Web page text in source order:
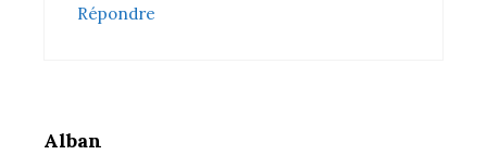
Répondre
Alban